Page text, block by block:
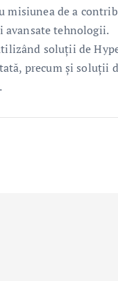
misiunea de a
tehnologii.
soluții de
precum și soluții